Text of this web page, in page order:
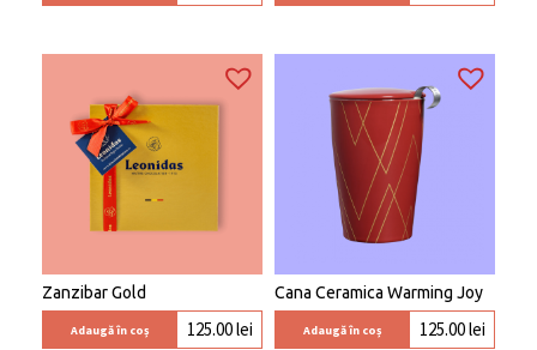
Zanzibar Gold
Adaugă în coș 125.00lei
Cana Ceramica Warming Joy
Adaugă în coș 125.00lei